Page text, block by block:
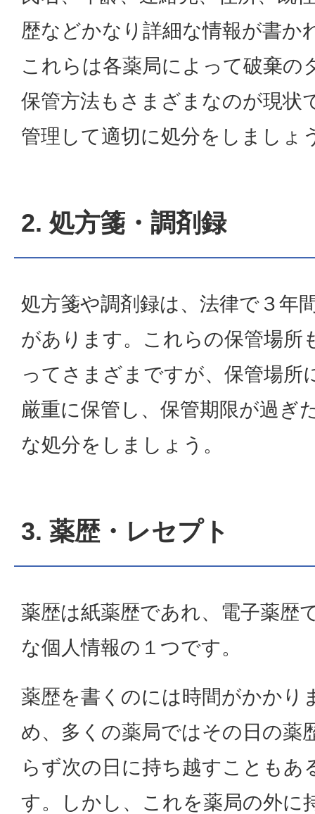
歴などかなり詳細な情報が書か
これらは各薬局によって破棄の
保管方法もさまざまなのが現状
管理して適切に処分をしましょ
2. 処方箋・調剤録
処方箋や調剤録は、法律で３年
があります。これらの保管場所
ってさまざまですが、保管場所
厳重に保管し、保管期限が過ぎ
な処分をしましょう。
3. 薬歴・レセプト
薬歴は紙薬歴であれ、電子薬歴
な個人情報の１つです。
薬歴を書くのには時間がかかり
め、多くの薬局ではその日の薬
らず次の日に持ち越すこともあ
す。しかし、これを薬局の外に